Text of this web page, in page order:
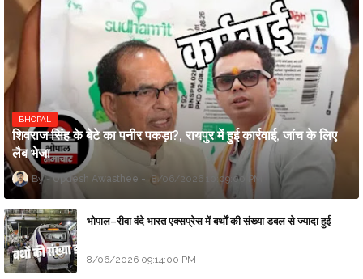
BHOPAL
शिवराज सिंह के बेटे का पनीर पकड़ा?, रायपुर में हुई कार्रवाई, जांच के लिए
लैब भेजा
Updesh Awasthee 8/06/2026 10:09:00 PM
भोपाल–रीवा वंदे भारत एक्सप्रेस में बर्थों की संख्या डबल से ज्यादा हुई
8/06/2026 09:14:00 PM